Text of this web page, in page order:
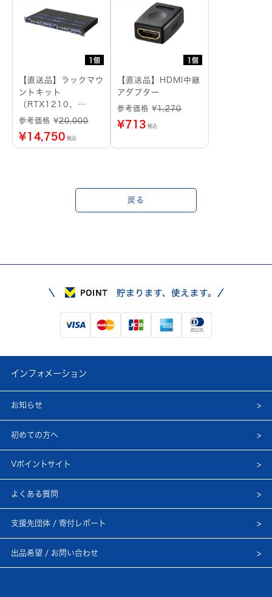
1個
【直送品】ラックマウ
ントキット
（RTX1210、
RTX1220用）
参考価格 ¥20,000
¥14,750 税込
1個
【直送品】HDMI中継
アダプター
参考価格 ¥1,270
¥713 税込
戻る
インフォメーション
お知らせ
初めての方へ
Vポイントサイト
よくある質問
支援先団体 / 寄付レポート
出品希望 / お問い合わせ